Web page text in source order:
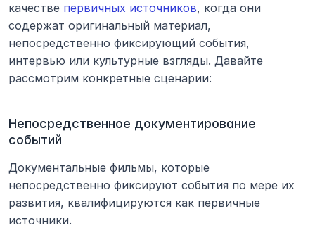
качестве первичных источников, когда они
содержат оригинальный материал,
непосредственно фиксирующий события,
интервью или культурные взгляды. Давайте
рассмотрим конкретные сценарии:
Непосредственное документирование
событий
Документальные фильмы, которые
непосредственно фиксируют события по мере их
развития, квалифицируются как первичные
источники.